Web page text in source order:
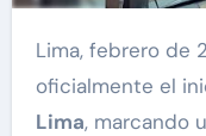
Lima, febrero de
oficialmente el
Lima, marcando